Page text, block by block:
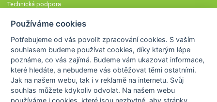
Technická podpora
Členové STOBklubu
Zásady nakládání s osobními údaji
Otestujte se
Spočítejte si
Výzva 52
Používáme cookies
Potřebujeme od vás povolit zpracování cookies. S vaším
souhlasem budeme používat cookies, díky kterým lépe
poznáme,co vás zajímá. Budeme vám ukazovat informace,
které hledáte, a nebudeme vás obtěžovat těmi ostatními.
Jak na našem webu, tak i v reklamě na internetu. Svůj
souhlas můžete kdykoliv odvolat. Na našem webu
používáme i cookies, které jsou nezbytné , aby stránky